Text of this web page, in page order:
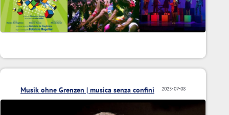
2025-07-08
Musik ohne Grenzen | musica senza confini